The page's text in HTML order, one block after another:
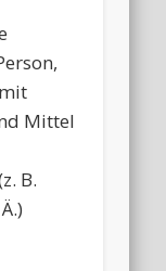
Mittel
B.